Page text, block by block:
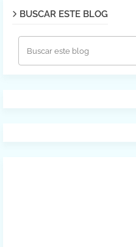
BUSCAR ESTE BLOG